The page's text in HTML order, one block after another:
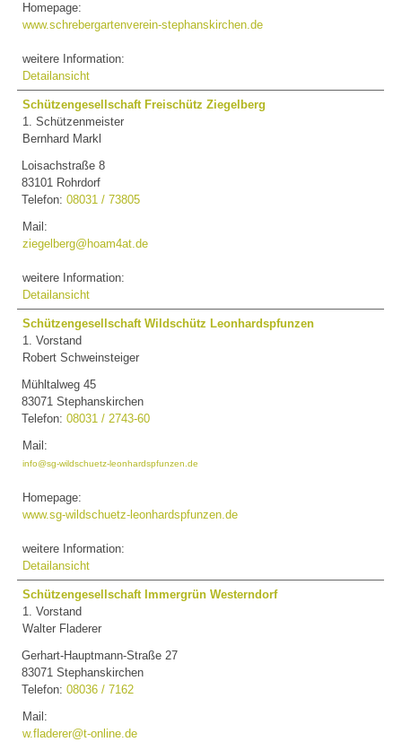
Homepage:
www.schrebergartenverein-stephanskirchen.de
weitere Information:
Detailansicht
Schützengesellschaft Freischütz Ziegelberg
1. Schützenmeister
Bernhard Markl
Loisachstraße 8
83101 Rohrdorf
Telefon:08031 / 73805
Mail:
ziegelberg@hoam4at.de
weitere Information:
Detailansicht
Schützengesellschaft Wildschütz Leonhardspfunzen
1. Vorstand
Robert Schweinsteiger
Mühltalweg 45
83071 Stephanskirchen
Telefon:08031 / 2743-60
Mail:
info@sg-wildschuetz-leonhardspfunzen.de
Homepage:
www.sg-wildschuetz-leonhardspfunzen.de
weitere Information:
Detailansicht
Schützengesellschaft Immergrün Westerndorf
1. Vorstand
Walter Fladerer
Gerhart-Hauptmann-Straße 27
83071 Stephanskirchen
Telefon:08036 / 7162
Mail:
w.fladerer@t-online.de